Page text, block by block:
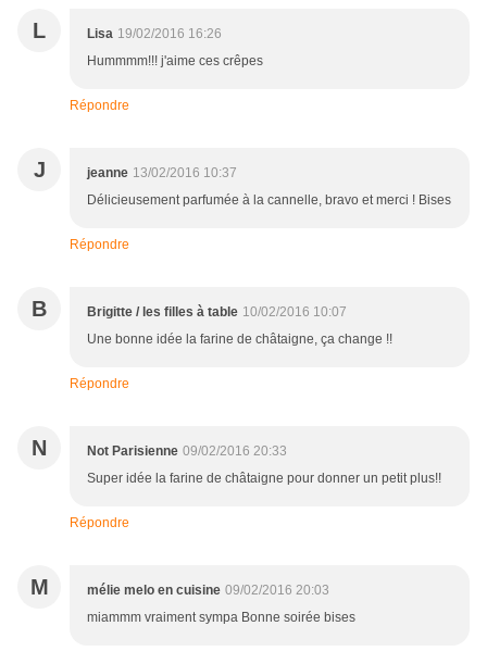
L Lisa 19/02/2016 16:26
Hummmm!!! j'aime ces crêpes
Répondre
J jeanne 13/02/2016 10:37
Délicieusement parfumée à la cannelle, bravo et merci ! Bises
Répondre
B Brigitte / les filles à table 10/02/2016 10:07
Une bonne idée la farine de châtaigne, ça change !!
Répondre
N Not Parisienne 09/02/2016 20:33
Super idée la farine de châtaigne pour donner un petit plus!!
Répondre
M mélie melo en cuisine 09/02/2016 20:03
miammm vraiment sympa Bonne soirée bises